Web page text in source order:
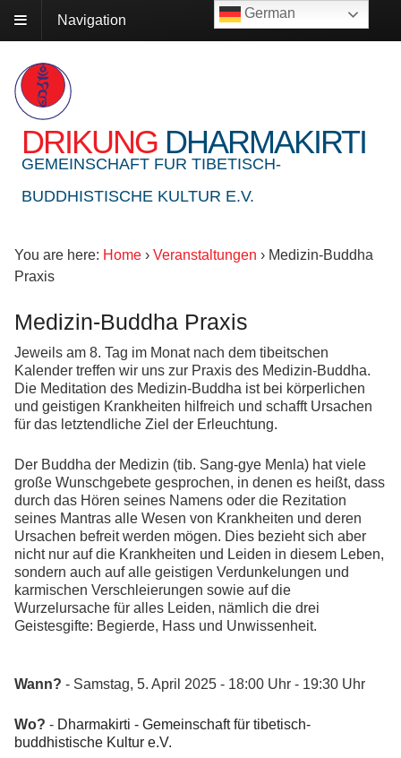
Navigation
DRIKUNG DHARMAKIRTI
GEMEINSCHAFT FUR TIBETISCH-
BUDDHISTISCHE KULTUR E.V.
You are here: Home › Veranstaltungen › Medizin-Buddha
Praxis
Medizin-Buddha Praxis
Jeweils am 8. Tag im Monat nach dem tibeitschen
Kalender treffen wir uns zur Praxis des Medizin-Buddha.
Die Meditation des Medizin-Buddha ist bei körperlichen
und geistigen Krankheiten hilfreich und schafft Ursachen
für das letztendliche Ziel der Erleuchtung.
Der Buddha der Medizin (tib. Sang-gye Menla) hat viele
große Wunschgebete gesprochen, in denen es heißt, dass
durch das Hören seines Namens oder die Rezitation
seines Mantras alle Wesen von Krankheiten und deren
Ursachen befreit werden mögen. Dies bezieht sich aber
nicht nur auf die Krankheiten und Leiden in diesem Leben,
sondern auch auf alle geistigen Verdunkelungen und
karmischen Verschleierungen sowie auf die
Wurzelursache für alles Leiden, nämlich die drei
Geistesgifte: Begierde, Hass und Unwissenheit.
Wann? - Samstag, 5. April 2025 - 18:00 Uhr - 19:30 Uhr
Wo? - Dharmakirti - Gemeinschaft für tibetisch-
buddhistische Kultur e.V.
German